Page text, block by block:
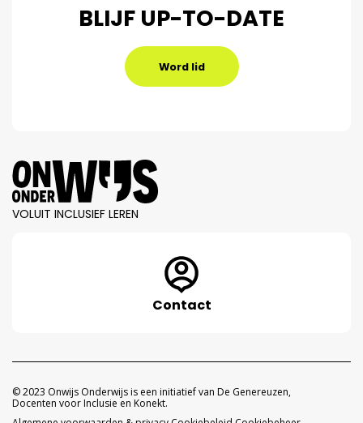
BLIJF UP-TO-DATE
Word lid
VOLUIT INCLUSIEF LEREN
Contact
© 2023 Onwijs Onderwijs is een initiatief van De Genereuzen,
Docenten voor Inclusie en Konekt.